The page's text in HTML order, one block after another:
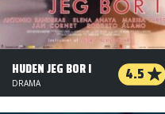
HUDEN JEG BOR I 4.5
DRAMA